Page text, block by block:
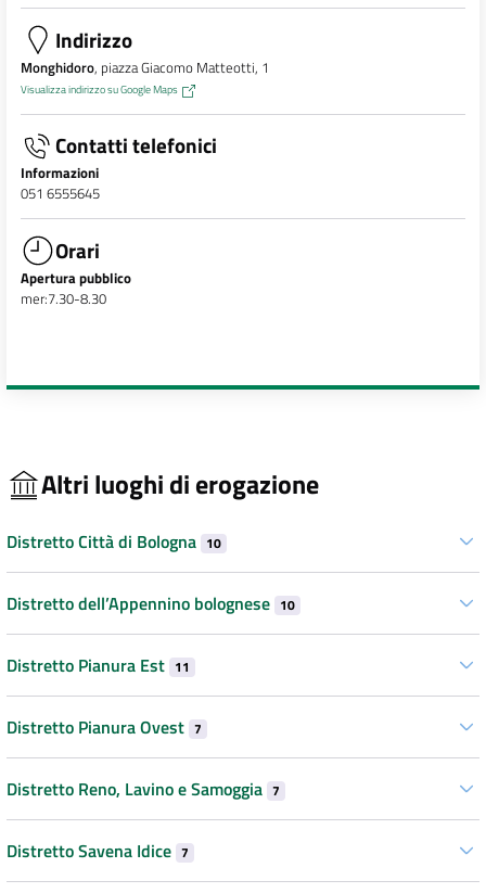
Indirizzo
Monghidoro, piazza Giacomo Matteotti, 1
Visualizza indirizzo su Google Maps
Contatti telefonici
Informazioni
051 6555645
Orari
Apertura pubblico
mer:7.30-8.30
Altri luoghi di erogazione
Distretto Città di Bologna 10
Distretto dell’Appennino bolognese 10
Distretto Pianura Est 11
Distretto Pianura Ovest 7
Distretto Reno, Lavino e Samoggia 7
Distretto Savena Idice 7